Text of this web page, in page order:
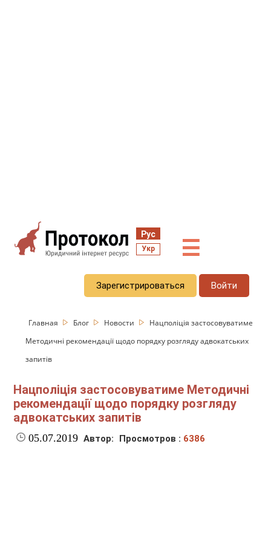
Рус
Укр ☰
Зарегистрироваться Войти
Главная Блог Новости
Нацполіція застосовуватиме
Методичні рекомендації щодо порядку розгляду адвокатських
запитів
Нацполіція застосовуватиме Методичні
рекомендації щодо порядку розгляду
адвокатських запитів
05.07.2019 Автор: Просмотров : 6386